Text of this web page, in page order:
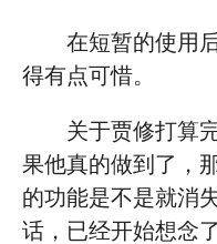
在短暂的使用
得有点可惜。
关于贾修打算
果他真的做到了，
的功能是不是就消
话，已经开始想念了